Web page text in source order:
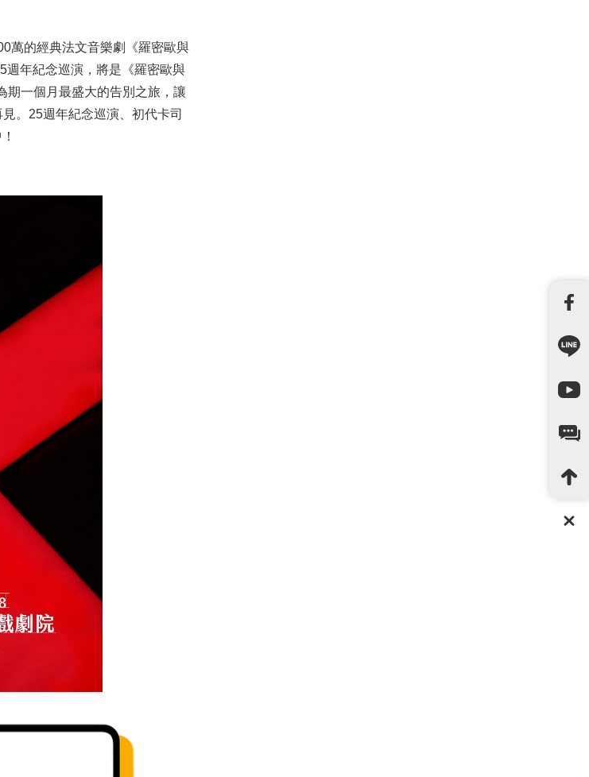
萬的經典法文音樂劇《羅密歐與
週年紀念巡演，將是《羅密歐與
期一個月最盛大的告別之旅，讓
。25週年紀念巡演、初代卡司